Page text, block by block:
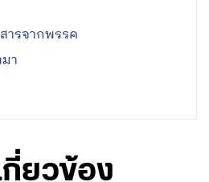
ารจากพรรค
า
ยวข้อง